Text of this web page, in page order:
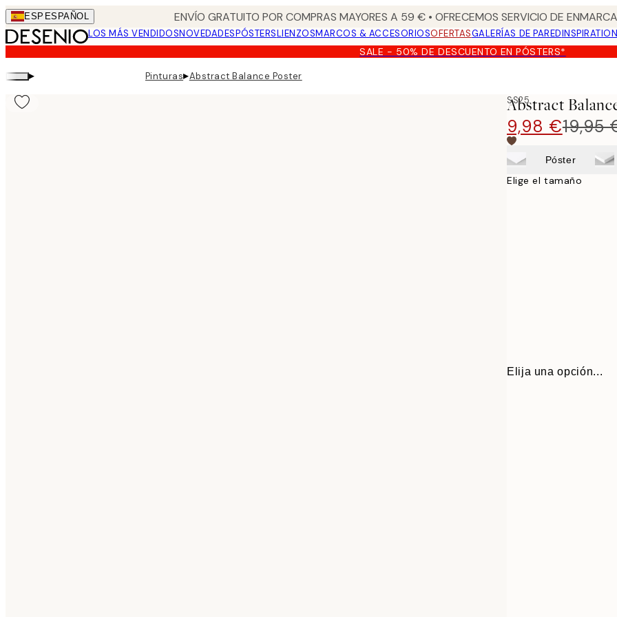
Skip
to
main
content.
ESP ESPAÑOL ENVÍO GRATUITO POR COMPRAS MAYORES A 59 € • OFRECEMOS SERVICIO DE
LOS MÁS VENDIDOSNOVEDADESPÓSTERSLIENZOSMARCOS & ACCESORIOSOFERTASGALERÍAS DE PARED
SALE - 50% DE DESCUENTO EN PÓSTERS*
▸ Pinturas▸Abstract Balance Poster
SS25
Abstract
9,98 €19,95
Póster
Elige el tamaño
Elija una opción...